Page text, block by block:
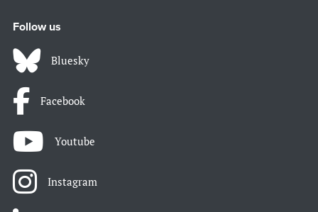
Follow us
Bluesky
Facebook
Youtube
Instagram